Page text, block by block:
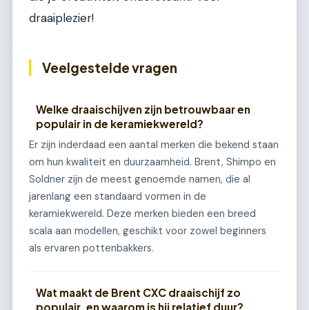
draaiplezier!
Veelgestelde vragen
Welke draaischijven zijn betrouwbaar en
populair in de keramiekwereld?
Er zijn inderdaad een aantal merken die bekend staan
om hun kwaliteit en duurzaamheid. Brent, Shimpo en
Soldner zijn de meest genoemde namen, die al
jarenlang een standaard vormen in de
keramiekwereld. Deze merken bieden een breed
scala aan modellen, geschikt voor zowel beginners
als ervaren pottenbakkers.
Wat maakt de Brent CXC draaischijf zo
populair, en waarom is hij relatief duur?